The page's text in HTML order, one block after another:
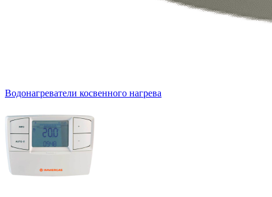
Водонагреватели косвенного нагрева